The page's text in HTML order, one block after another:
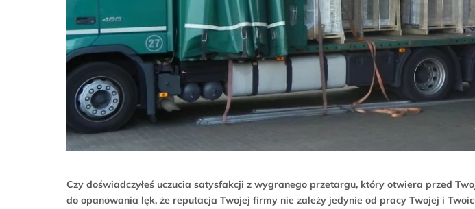
Czy doświadczyłeś uczucia satysfakcji z wygranego przetargu, który otwiera przed
do opanowania lęk, że reputacja Twojej firmy nie zależy jedynie od pracy Twojej i